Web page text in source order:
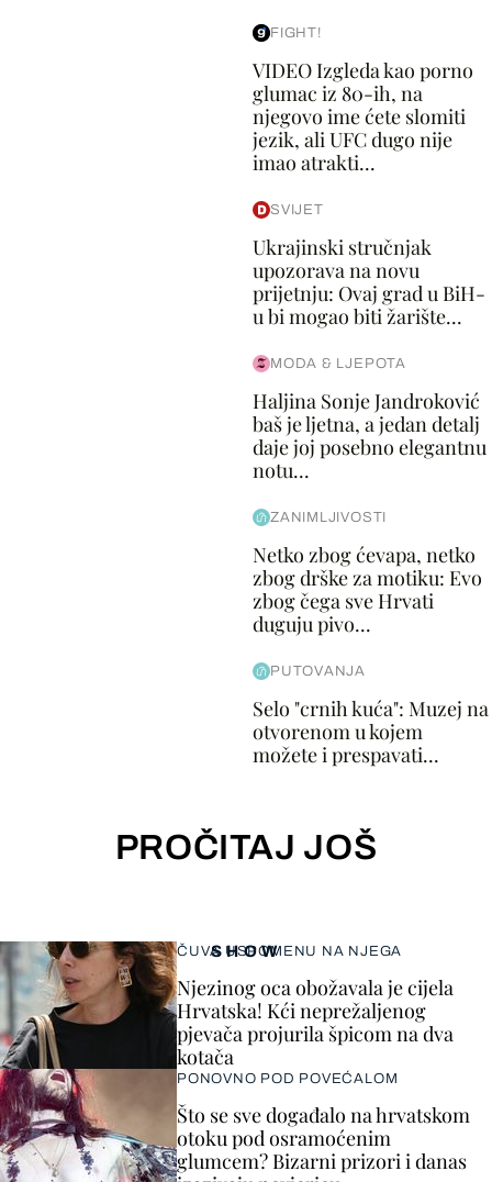
FIGHT!
VIDEO Izgleda kao porno
glumac iz 80-ih, na
njegovo ime ćete slomiti
jezik, ali UFC dugo nije
imao atrakti...
SVIJET
Ukrajinski stručnjak
upozorava na novu
prijetnju: Ovaj grad u BiH-
u bi mogao biti žarište...
MODA & LJEPOTA
Haljina Sonje Jandroković
baš je ljetna, a jedan detalj
daje joj posebno elegantnu
notu...
ZANIMLJIVOSTI
Netko zbog ćevapa, netko
zbog drške za motiku: Evo
zbog čega sve Hrvati
duguju pivo...
PUTOVANJA
Selo "crnih kuća": Muzej na
otvorenom u kojem
možete i prespavati...
PROČITAJ JOŠ
SHOW
ČUVA USPOMENU NA NJEGA
Njezinog oca obožavala je cijela
Hrvatska! Kći neprežaljenog
pjevača projurila špicom na dva
kotača
PONOVNO POD POVEĆALOM
Što se sve događalo na hrvatskom
otoku pod osramoćenim
glumcem? Bizarni prizori i danas